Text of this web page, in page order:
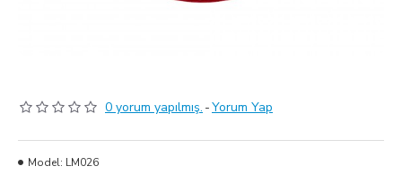
0 yorum yapılmış. -Yorum Yap
Model: LM026